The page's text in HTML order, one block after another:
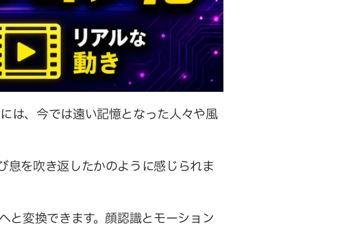
は、今では遠い記憶となった人々や風
息を吹き返したかのように感じられま
と変換できます。顔認識とモーション